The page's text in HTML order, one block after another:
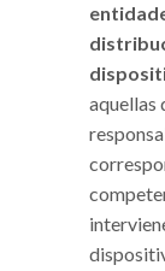
aquellas